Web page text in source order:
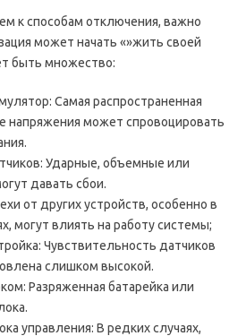
к способам отключения, важно
может начать «»жить своей
быть множество:
Самая распространенная
напряжения может спровоцировать
Ударные, объемные или
давать сбои.
от других устройств, особенно в
могут влиять на работу системы;
Чувствительность датчиков
слишком высокой.
Разряженная батарейка или
управления: В редких случаях,